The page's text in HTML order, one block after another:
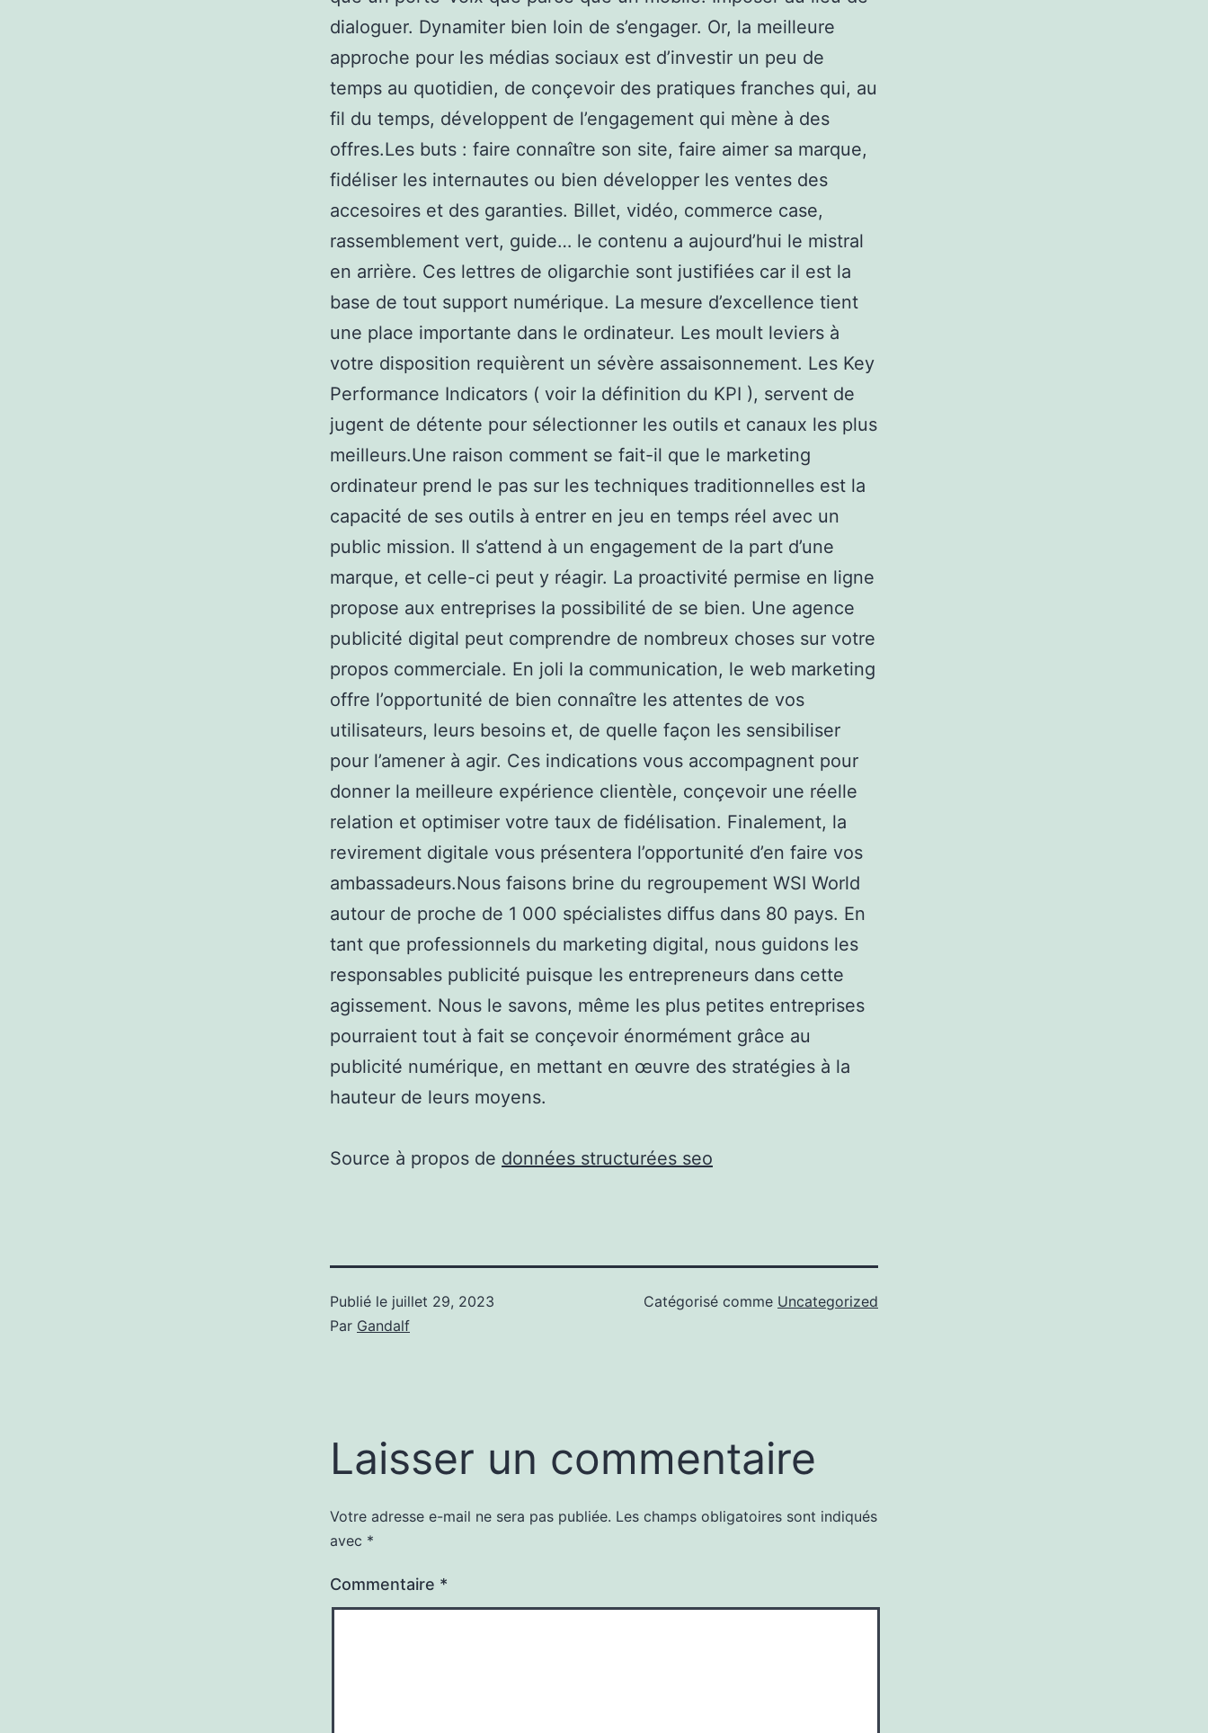
dialoguer. Dynamiter bien loin de s’engager. Or, la meilleure
approche pour les médias sociaux est d’investir un peu de
temps au quotidien, de conçevoir des pratiques franches qui, au
fil du temps, développent de l’engagement qui mène à des
offres.Les buts : faire connaître son site, faire aimer sa marque,
fidéliser les internautes ou bien développer les ventes des
accesoires et des garanties. Billet, vidéo, commerce case,
rassemblement vert, guide… le contenu a aujourd’hui le mistral
en arrière. Ces lettres de oligarchie sont justifiées car il est la
base de tout support numérique. La mesure d’excellence tient
une place importante dans le ordinateur. Les moult leviers à
votre disposition requièrent un sévère assaisonnement. Les Key
Performance Indicators ( voir la définition du KPI ), servent de
jugent de détente pour sélectionner les outils et canaux les plus
meilleurs.Une raison comment se fait-il que le marketing
ordinateur prend le pas sur les techniques traditionnelles est la
capacité de ses outils à entrer en jeu en temps réel avec un
public mission. Il s’attend à un engagement de la part d’une
marque, et celle-ci peut y réagir. La proactivité permise en ligne
propose aux entreprises la possibilité de se bien. Une agence
publicité digital peut comprendre de nombreux choses sur votre
propos commerciale. En joli la communication, le web marketing
offre l’opportunité de bien connaître les attentes de vos
utilisateurs, leurs besoins et, de quelle façon les sensibiliser
pour l’amener à agir. Ces indications vous accompagnent pour
donner la meilleure expérience clientèle, conçevoir une réelle
relation et optimiser votre taux de fidélisation. Finalement, la
revirement digitale vous présentera l’opportunité d’en faire vos
ambassadeurs.Nous faisons brine du regroupement WSI World
autour de proche de 1 000 spécialistes diffus dans 80 pays. En
tant que professionnels du marketing digital, nous guidons les
responsables publicité puisque les entrepreneurs dans cette
agissement. Nous le savons, même les plus petites entreprises
pourraient tout à fait se conçevoir énormément grâce au
publicité numérique, en mettant en œuvre des stratégies à la
hauteur de leurs moyens.
Source à propos de données structurées seo
Publié le juillet 29, 2023
Par Gandalf
Catégorisé comme Uncategorized
Laisser un commentaire
Votre adresse e-mail ne sera pas publiée. Les champs obligatoires sont indiqués
avec *
Commentaire *